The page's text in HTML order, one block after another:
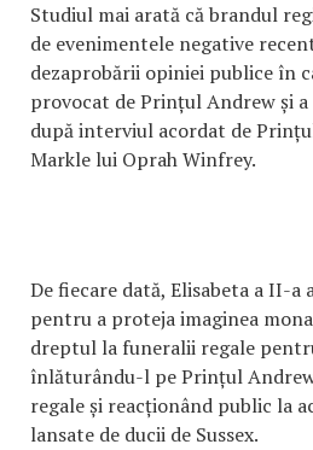
Studiul mai arată că brandul
de evenimentele negative
dezaprobării opiniei publice în
provocat de Prințul Andrew și
după interviul acordat de
Markle lui Oprah Winfrey.
De fiecare dată, Elisabeta a II-
pentru a proteja imaginea
dreptul la funeralii regale
înlăturându-l pe Prințul
regale și reacționând public la
lansate de ducii de Sussex.